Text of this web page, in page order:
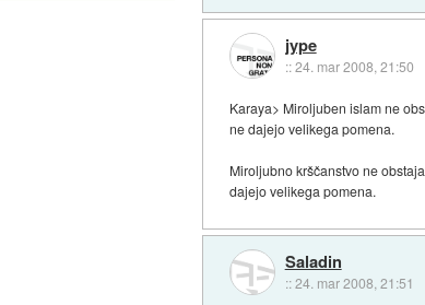
jype
::24. mar 2008, 21:50
Karaya> Miroljuben islam ne
ne dajejo velikega pomena.
Miroljubno krščanstvo ne
dajejo velikega pomena.
Saladin
::24. mar 2008, 21:51